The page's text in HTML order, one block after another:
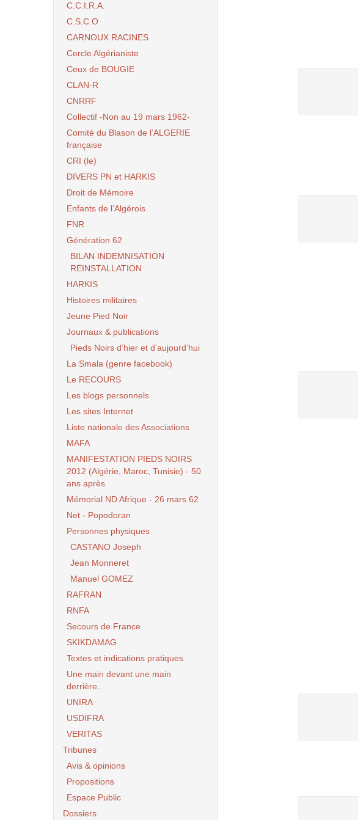
C.C.I.R.A.
C.S.C.O
CARNOUX RACINES
Cercle Algérianiste
Ceux de BOUGIE
CLAN-R
CNRRF
Collectif -Non au 19 mars 1962-
Comité du Blason de l’ALGERIE
française
CRI (le)
DIVERS PN et HARKIS
Droit de Mémoire
Enfants de l’Algérois
FNR
Génération 62
BILAN INDEMNISATION
REINSTALLATION
HARKIS
Histoires militaires
Jeune Pied Noir
Journaux & publications
Pieds Noirs d’hier et d’aujourd’hui
La Smala (genre facebook)
Le RECOURS
Les blogs personnels
Les sites Internet
Liste nationale des Associations
MAFA
MANIFESTATION PIEDS NOIRS
2012 (Algérie, Maroc, Tunisie) - 50
ans après
Mémorial ND Afrique - 26 mars 62
Net - Popodoran
Personnes physiques
CASTANO Joseph
Jean Monneret
Manuel GOMEZ
RAFRAN
RNFA
Secours de France
SKIKDAMAG
Textes et indications pratiques
Une main devant une main
derrière..
UNIRA
USDIFRA
VERITAS
Tribunes
Avis & opinions
Propositions
Espace Public
Dossiers